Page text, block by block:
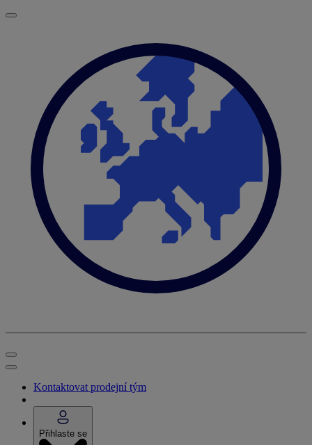
Kontaktovat prodejní tým
Přihlaste se